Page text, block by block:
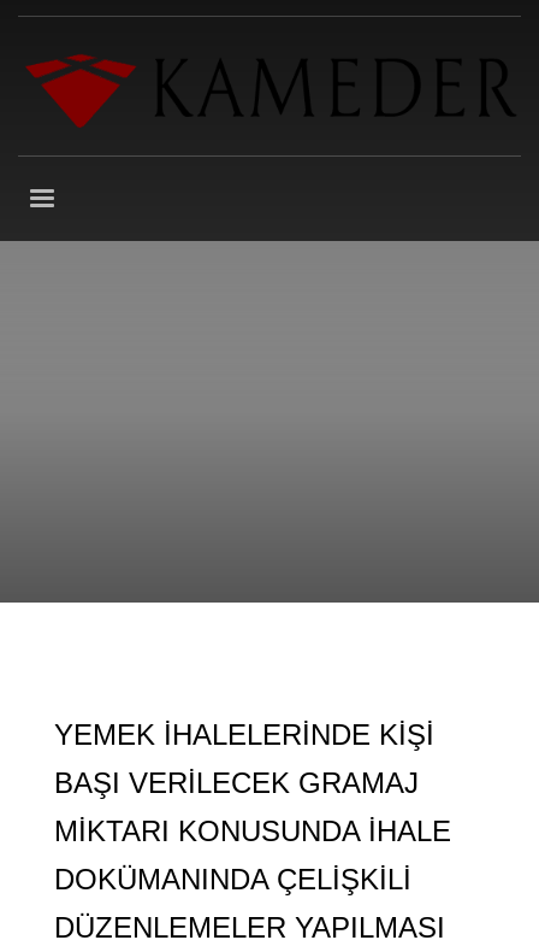
YEMEK İHALELERİNDE KİŞİ
BAŞI VERİLECEK GRAMAJ
MİKTARI KONUSUNDA İHALE
DOKÜMANINDA ÇELİŞKİLİ
DÜZENLEMELER YAPILMASI